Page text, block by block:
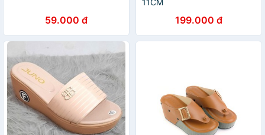
59.000 đ
11CM
199.000 đ